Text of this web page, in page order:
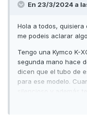
En 23/3/2024 a
Hola a todos,
me podeis aclarar
Tengo una Kymco K-
segunda mano hace
dicen que el tubo de
para ese modelo.
silencioso y además
el antiguo dueño y